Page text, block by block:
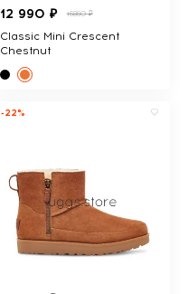
12 990 ₽ 16860 ₽
Classic Mini Crescent
Chestnut
-22%